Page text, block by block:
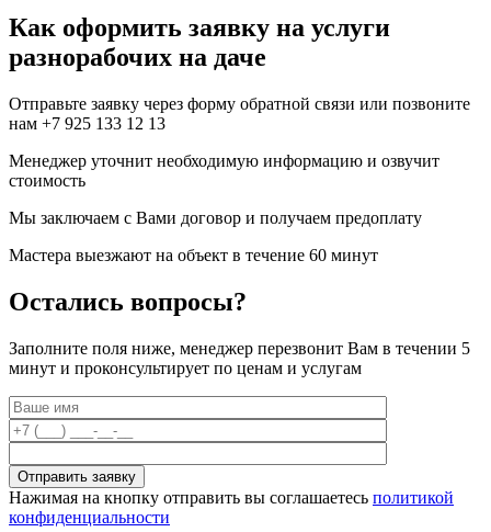
Как оформить заявку на услуги
разнорабочих на даче
Отправьте заявку через форму обратной связи или позвоните
нам +7 925 133 12 13
Менеджер уточнит необходимую информацию и озвучит
стоимость
Мы заключаем с Вами договор и получаем предоплату
Мастера выезжают на объект в течение 60 минут
Остались вопросы?
Заполните поля ниже, менеджер перезвонит Вам в течении 5
минут и проконсультирует по ценам и услугам
Нажимая на кнопку отправить вы соглашаетесь политикой
конфиденциальности